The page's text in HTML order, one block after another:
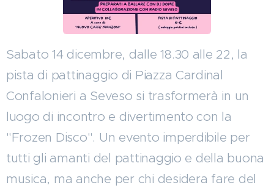
Sabato 14 dicembre, dalle 18.30 alle 22, la
pista di pattinaggio di Piazza Cardinal
Confalonieri a Seveso si trasformerà in un
luogo di incontro e divertimento con la
"Frozen Disco". Un evento imperdibile per
tutti gli amanti del pattinaggio e della buona
musica, ma anche per chi desidera fare del